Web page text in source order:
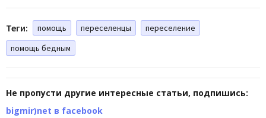
Теги: помощь переселенцы
переселение
помощь бедным
Не пропусти другие интересные статьи, подпишись:
bigmir)net в facebook